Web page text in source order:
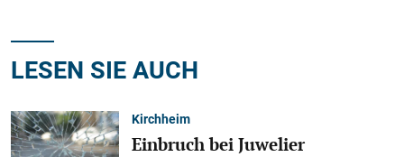
LESEN SIE AUCH
Kirchheim
Einbruch bei Juwelier